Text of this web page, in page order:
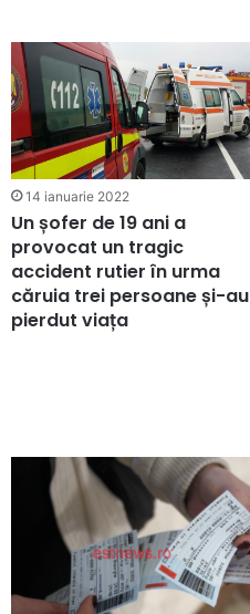
14 ianuarie 2022
Un șofer de 19 ani a
provocat un tragic
accident rutier în urma
căruia trei persoane și-au
pierdut viața